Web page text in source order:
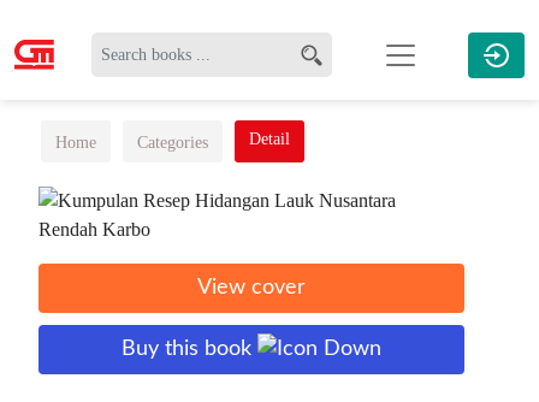
Home Categories Detail
View cover
Buy this book